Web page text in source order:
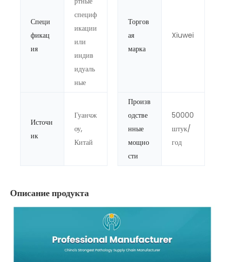
Специ
фикац
ия
специф
икации
или
индив
идуаль
ные
Торгов
ая
марка
Xiuwei
Источн
ик
Гуанчж
оу,
Китай
Произв
одстве
нные
мощно
сти
50000
штук/
год
Описание продукта